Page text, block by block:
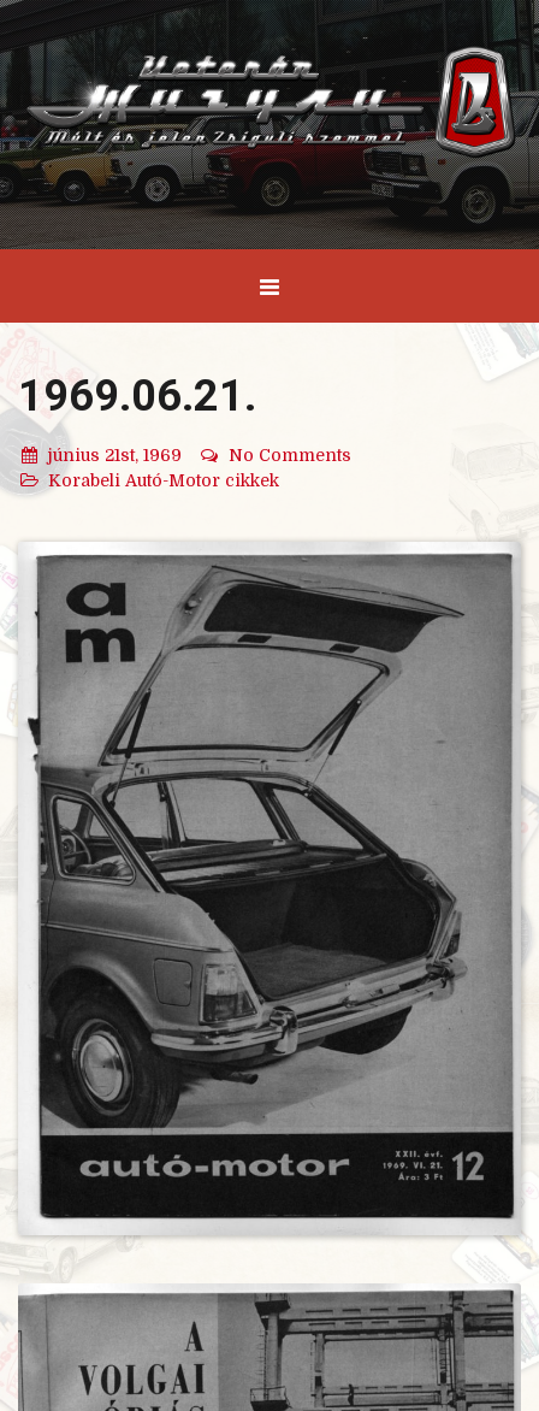
1969.06.21.
június 21st, 1969
No Comments
Korabeli Autó-Motor cikkek